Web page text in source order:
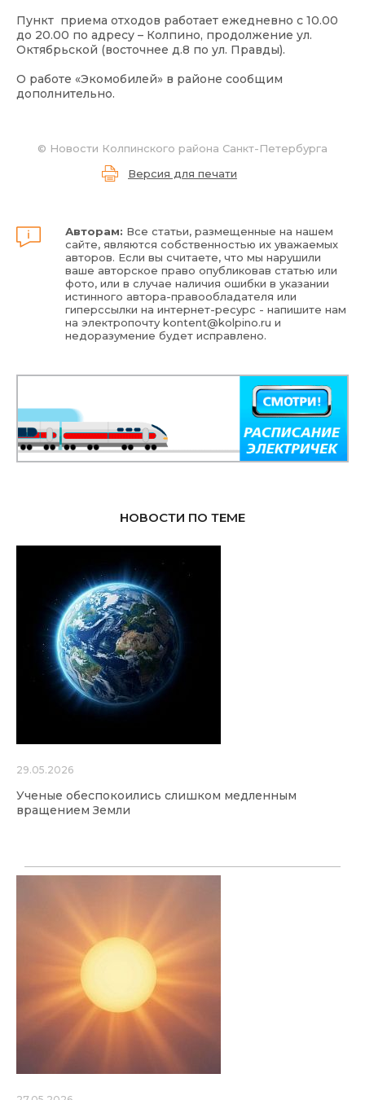
Пункт приема отходов работает ежедневно с 10.00
до 20.00 по адресу – Колпино, продолжение ул.
Октябрьской (восточнее д.8 по ул. Правды).
О работе «Экомобилей» в районе сообщим
дополнительно.
© Новости Колпинского района Санкт-Петербурга
Версия для печати
Авторам: Все статьи, размещенные на нашем
сайте, являются собственностью их уважаемых
авторов. Если вы считаете, что мы нарушили
ваше авторское право опубликовав статью или
фото, или в случае наличия ошибки в указании
истинного автора-правообладателя или
гиперссылки на интернет-ресурс - напишите нам
на электропочтуkontent@kolpino.ru и
недоразумение будет исправлено.
НОВОСТИ ПО ТЕМЕ
29.05.2026
Ученые обеспокоились слишком медленным
вращением Земли